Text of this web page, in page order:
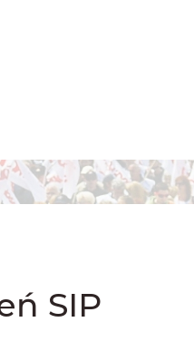
SIP